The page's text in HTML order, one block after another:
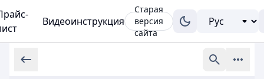
Видеоинструкция
Старая
версия
сайта